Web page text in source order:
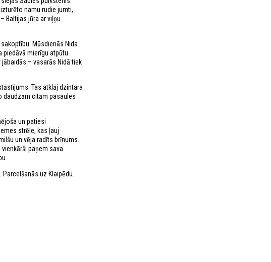
namu rudie jumti,
Baltijas jūra ar viļņu
Mūsdienās Nida
mierīgu atpūtu
– vasarās Nidā tiek
Tas atklāj dzintara
daudzām citām pasaules
un patiesi
strēle, kas ļauj
un vēja radīts brīnums.
paņem sava
uz Klaipēdu.